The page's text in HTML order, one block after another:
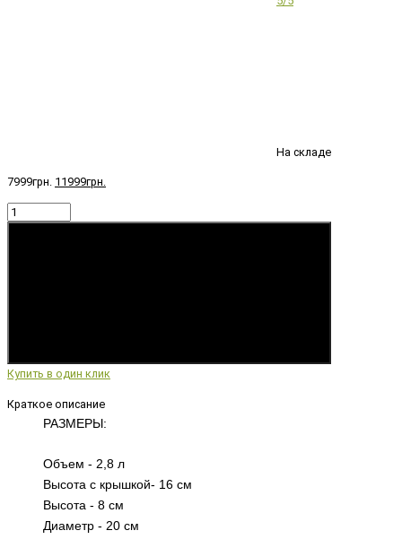
На складе
7999грн. 11999грн.
Купить в один клик
Краткое описание
РАЗМЕРЫ:
Объем - 2,8 л
Высота с крышкой- 16 см
Высота - 8 см
Диаметр - 20 см